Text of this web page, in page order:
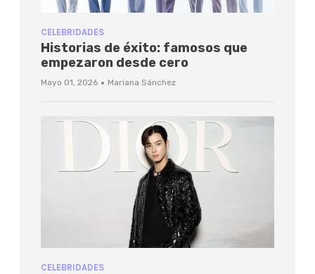
CELEBRIDADES
Historias de éxito: famosos que
empezaron desde cero
Mayo 01, 2026 · Mariana Sánchez
CELEBRIDADES